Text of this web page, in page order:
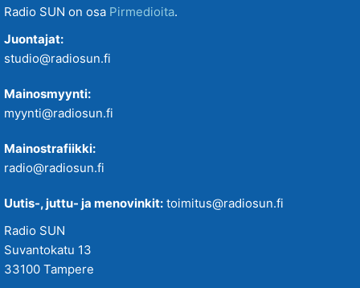
Radio SUN on osa Pirmedioita.
Juontajat:
studio@radiosun.fi
Mainosmyynti:
myynti@radiosun.fi
Mainostrafiikki:
radio@radiosun.fi
Uutis-, juttu- ja menovinkit: toimitus@radiosun.fi
Radio SUN
Suvantokatu 13
33100 Tampere